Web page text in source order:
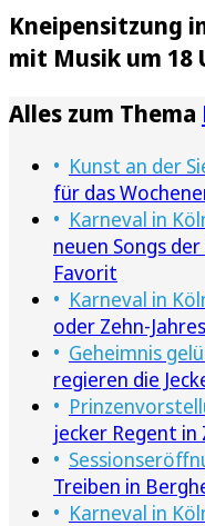
Kneipensitzung
mit Musik um 18
Alles zum Thema
Kunst an der
für das
Karneval in
neuen Songs
Favorit
Karneval in
oder Zehn-
Geheimnis
regieren die
jecker Regent in
Treiben in
Karneval in